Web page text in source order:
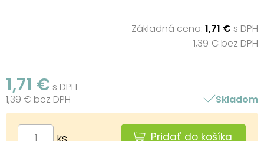
Základná cena: 1,71 € s DPH
1,39 € bez DPH
1,71 € s DPH
1,39 € bez DPH
Skladom
ks Pridať do košíka